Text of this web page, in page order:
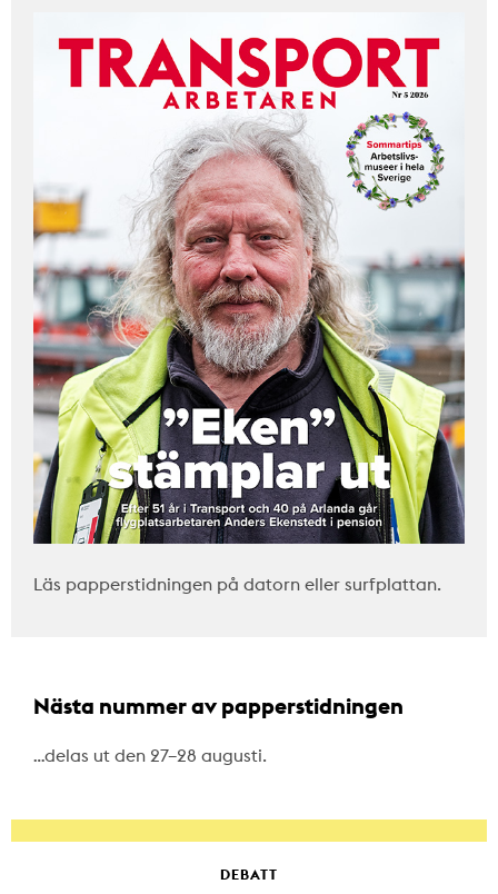
Läs papperstidningen på datorn eller surfplattan.
Nästa nummer av papperstidningen
…delas ut den 27–28 augusti.
DEBATT